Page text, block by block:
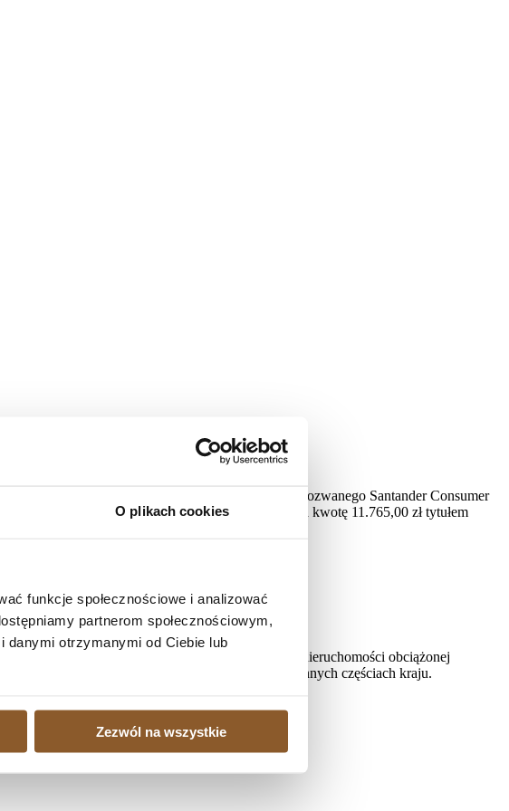
O plikach cookies
funkcje społecznościowe i analizować
partnerom społecznościowym,
danymi otrzymanymi od Ciebie lub
Zezwól na wszystkie
akt: XV C 559/23) na rozprawie zasądził od pozwanego Santander Consumer
roku do dnia zapłaty; zasądził na rzecz powoda kwotę 11.765,00 zł tytułem
a także wtedy, gdy istnieje potrzeba sprzedaży nieruchomości obciążonej
do walut udzielonych kredytobiorcom także w innych częściach kraju.